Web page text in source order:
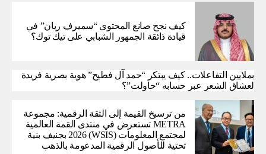
كيف نجح صانع المحتوى “سميرف ريان” في
قيادة ذائقة الجمهور الشبابي على تيك توك؟
بملايين التفاعلات.. كيف يبتكر “حمد آل فطيح” هوية بصرية فريدة
لعشاق الشعر عبر حسابه “حاولت”؟
من ترسيخ القيمة إلى الثقة الرقمية: مجموعة
METRA تستعرض في منتدى القمة العالمية
لمجتمع المعلومات (WSIS) 2026 بجنيف بنية
تحتية للأصول الرقمية المدعومة بالذهب